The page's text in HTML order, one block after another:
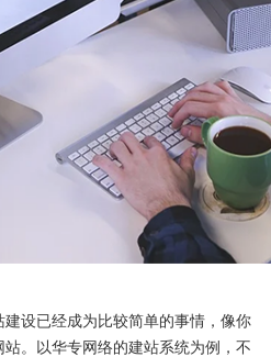
设已经成为比较简单的事情，像你
。以华专网络的建站系统为例，不